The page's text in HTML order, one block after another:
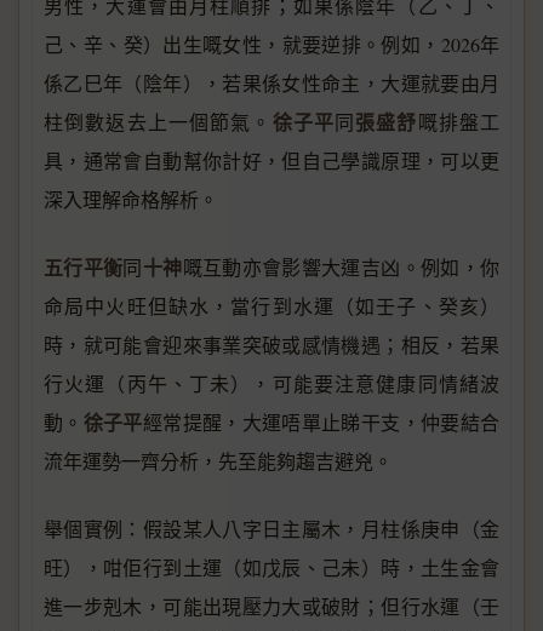
男性，大運會由月柱順排；如果係陰年（乙、丁、
己、辛、癸）出生嘅女性，就要逆排。例如，2026年
係乙巳年（陰年），若果係女性命主，大運就要由月
柱倒數返去上一個節氣。 徐子平同張盛舒嘅排盤工
具，通常會自動幫你計好，但自己學識原理，可以更
深入理解命格解析。
五行平衡同十神嘅互動亦會影響大運吉凶。例如，你
命局中火旺但缺水，當行到水運（如壬子、癸亥）
時，就可能會迎來事業突破或感情機遇；相反，若果
行火運（丙午、丁未），可能要注意健康同情緒波
動。 徐子平經常提醒，大運唔單止睇干支，仲要結合
流年運勢一齊分析，先至能夠趨吉避兇。
舉個實例：假設某人八字日主屬木，月柱係庚申（金
旺），咁佢行到土運（如戊辰、己未）時，土生金會
進一步剋木，可能出現壓力大或破財；但行水運（壬